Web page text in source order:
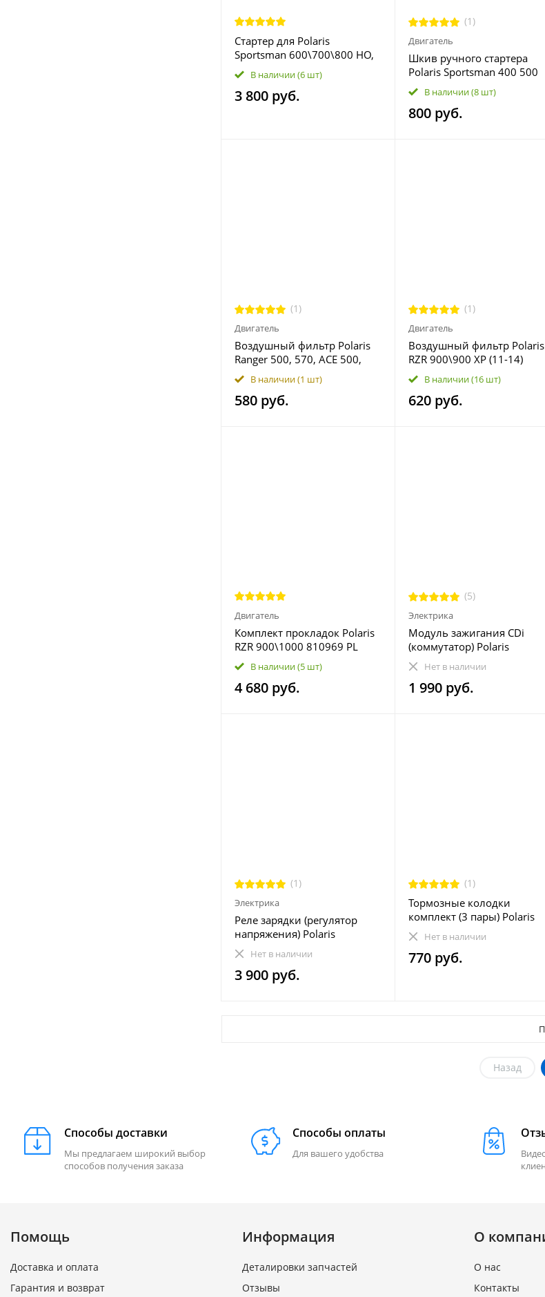
Стартер для Polaris
Sportsman 600\700\800 HO,
RZR 800, Ranger 4x4\6x6,
Frontier Classic\Touring
4012032 18648N
В наличии(6 шт)
3 800 руб.
(1)
Двигатель
Шкив ручного стартера
Polaris Sportsman 400 500
3084822
В наличии(8 шт)
800 руб.
(1)
Двигатель
Воздушный фильтр Polaris
Ranger 500, 570, ACE 500,
Sportsman ACE 7082037
В наличии(1 шт)
580 руб.
(1)
Двигатель
Воздушный фильтр Polaris
RZR 900\900 XP (11-14)
7081622 7081889
В наличии(16 шт)
620 руб.
Двигатель
Комплект прокладок Polaris
RZR 900\1000 810969 PL
1000ccВ наличии(5 шт)
4 680 руб.
(5)
Электрика
Модуль зажигания CDi
(коммутатор) Polaris
Sportsman, Ranger 3085639
3084691
Нет в наличии
1 990 руб.
(1)
Электрика
Реле зарядки (регулятор
напряжения) Polaris
Sportsman RZR Ranger
4012678
Нет в наличии
3 900 руб.
(1)
Тормозные колодки
комплект (3 пары) Polaris
Sportsman, Ranger, RZR
2202412
Нет в наличии
770 руб.
Назад
Способы доставки
Мы предлагаем широкий выбор
способов получения заказа
Способы оплаты
Для вашего удобства
Помощь
Доставка и оплата
Гарантия и возврат
Информация
Деталировки запчастей
Отзывы
О
О нас
Контакты